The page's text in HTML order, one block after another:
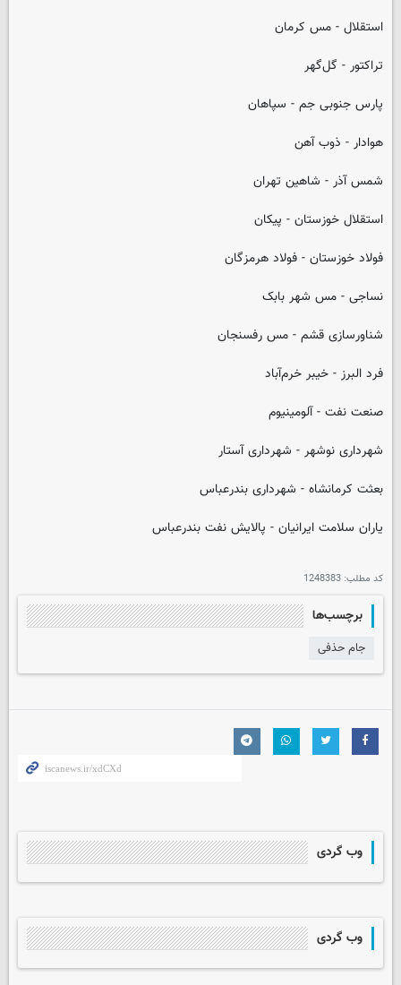
استقلال - مس کرمان
تراکتور - گل‌گهر
پارس جنوبی جم - سپاهان
هوادار - ذوب آهن
شمس آذر - شاهین تهران
استقلال خوزستان - پیکان
فولاد خوزستان - فولاد هرمزگان
نساجی - مس شهر بابک
شناورسازی قشم - مس رفسنجان
فرد البرز - خیبر خرم‌آباد
صنعت نفت - آلومینیوم
شهرداری نوشهر - شهرداری آستار
بعثت کرمانشاه - شهرداری بندرعباس
یاران سلامت ایرانیان - پالایش نفت بندرعباس
کد مطلب: 1248383
برچسب‌ها
جام حذفی
وب گردی
وب گردی